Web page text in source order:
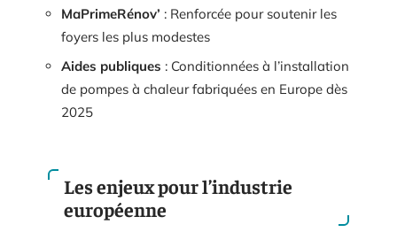
MaPrimeRénov’ : Renforcée pour soutenir les
foyers les plus modestes
Aides publiques : Conditionnées à l’installation
de pompes à chaleur fabriquées en Europe dès
2025
Les enjeux pour l’industrie
européenne